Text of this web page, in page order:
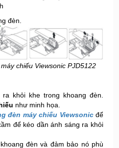
đèn.
chiếu Viewsonic PJD5122
khỏi khe trong khoang đèn.
như minh họa.
đèn máy chiếu Viewsonicđể
để kéo dần ánh sáng ra khỏi
đèn và đảm bảo nó phù